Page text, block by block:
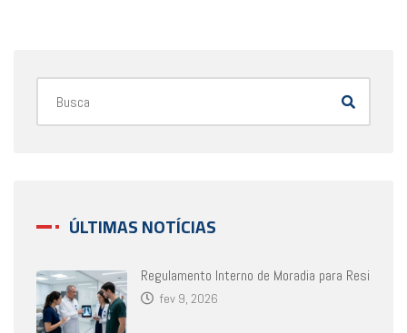
ÚLTIMAS NOTÍCIAS
Regulamento Interno de Moradia para Resi
fev 9, 2026